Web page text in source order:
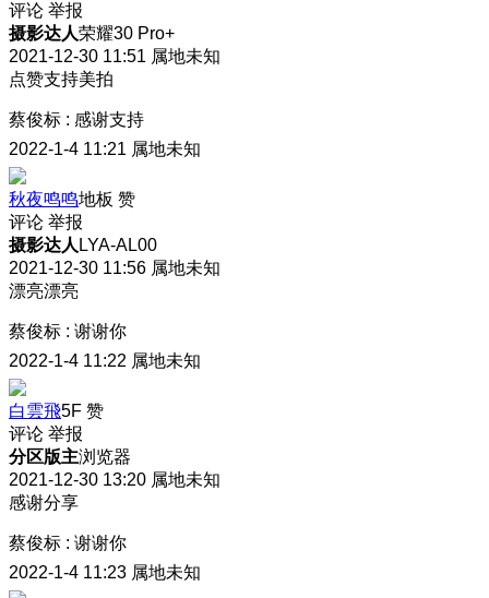
评论 举报
摄影达人荣耀30 Pro+
2021-12-30 11:51 属地未知
点赞支持美拍
蔡俊标 : 感谢支持
2022-1-4 11:21 属地未知
秋夜鸣鸣地板 赞
评论 举报
摄影达人 LYA-AL00
2021-12-30 11:56 属地未知
漂亮漂亮
蔡俊标 : 谢谢你
2022-1-4 11:22 属地未知
白雲飛5F 赞
评论 举报
分区版主浏览器
2021-12-30 13:20 属地未知
感谢分享
蔡俊标 : 谢谢你
2022-1-4 11:23 属地未知